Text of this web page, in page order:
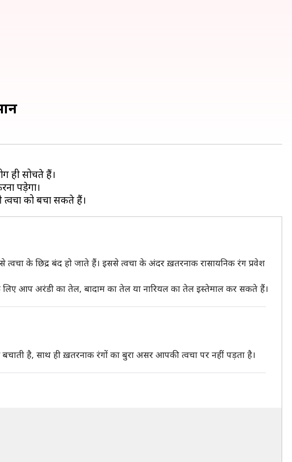
ही सोचते हैं।
पड़ेगा।
के छिद्र बंद हो जाते हैं। इससे त्वचा के अंदर ख़तरनाक रासायनिक रंग प्रवेश
आप अरंडी का तेल, बादाम का तेल या नारियल का तेल इस्तेमाल कर सकते हैं।
है, साथ ही ख़तरनाक रंगों का बुरा असर आपकी त्वचा पर नहीं पड़ता है।